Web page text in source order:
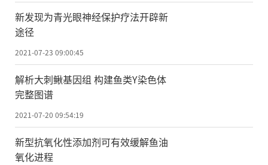
新发现为青光眼神经保护疗法开辟新
途径
2021-07-23 09:00:45
解析大刺鳅基因组 构建鱼类Y染色体
完整图谱
2021-07-20 09:54:19
新型抗氧化性添加剂可有效缓解鱼油
氧化进程